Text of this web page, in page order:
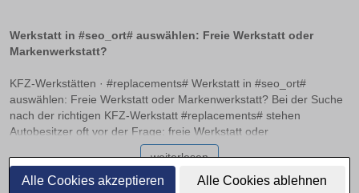
Alle Cookies akzeptieren Alle Cookies ablehnen
Werkstatt in #seo_ort# auswählen: Freie Werkstatt oder
Markenwerkstatt?
KFZ-Werkstätten · #replacements# Werkstatt in #seo_ort#
auswählen: Freie Werkstatt oder Markenwerkstatt? Bei der Suche
nach der richtigen KFZ-Werkstatt #replacements# stehen
Autobesitzer oft vor der Frage: freie Werkstatt oder
Markenwerkstatt? Beide Optionen haben ihre Vor- und Nachteile,
und es ist wichtig, die Unterschiede zu kennen, um die richtige
Entscheidung zu treffen. Zertifizierungen wie ATU, Bosch oder
weiterlesen